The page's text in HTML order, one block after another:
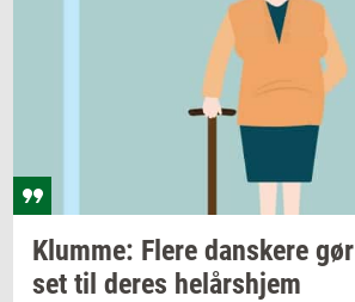
Klum­me: Flere dan­ske­re gør
set til deres helårs­hjem